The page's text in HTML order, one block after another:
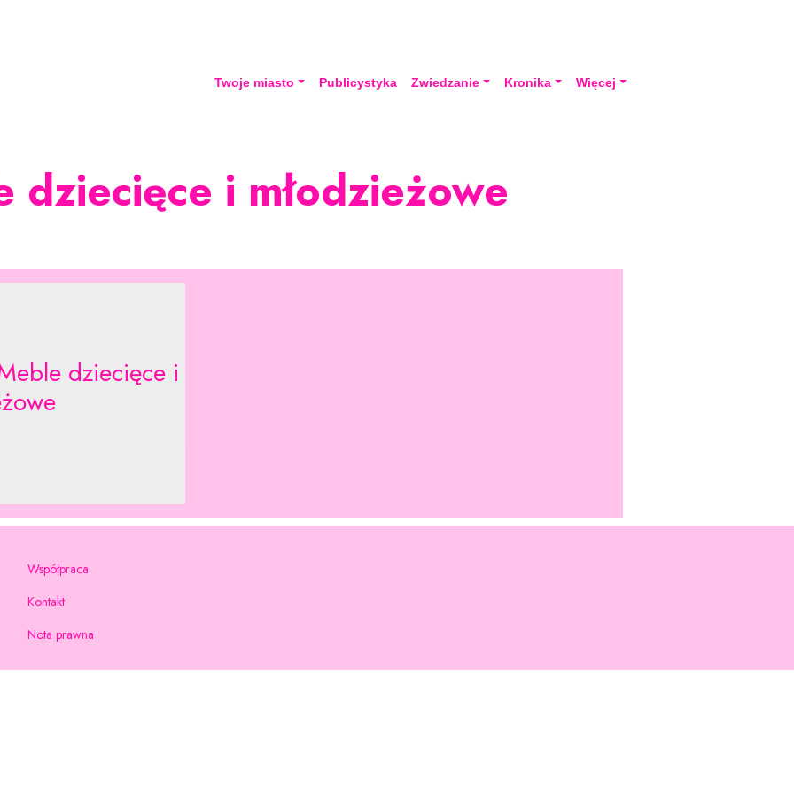
Twoje miasto Publicystyka Zwiedzanie Kronika Więcej
dziecięce i młodzieżowe
dziecięce i
Współpraca
Kontakt
Nota prawna